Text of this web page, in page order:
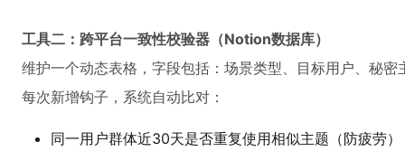
工具二：跨平台一致性校验器（Notion数据库）
维护一个动态表格，字段包括：场景类型、目标用户、秘
每次新增钩子，系统自动比对：
同一用户群体近30天是否重复使用相似主题（防疲劳）